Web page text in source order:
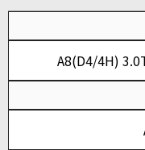
A8(D4/4H)